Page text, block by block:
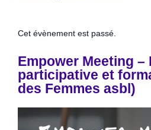
Cet évènement est passé.
Empower Meeting –
participative et
des Femmes asbl)